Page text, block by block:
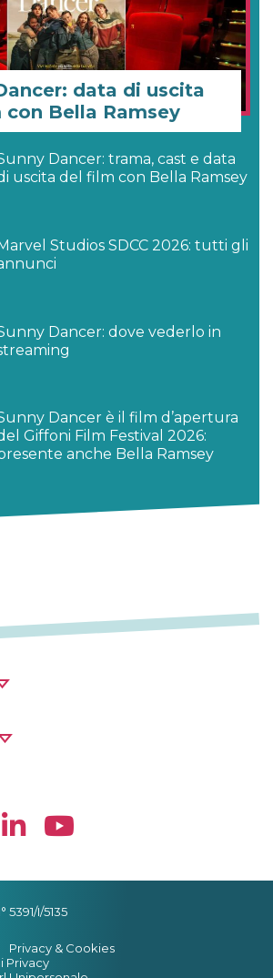
data di uscita
Bella Ramsey
Dancer: trama, cast e data
uscita del film con Bella Ramsey
Studios SDCC 2026: tutti gli
Dancer: dove vederlo in
Dancer è il film d’apertura
Giffoni Film Festival 2026:
anche Bella Ramsey
5391/I/5135
Privacy & Cookies
Privacy